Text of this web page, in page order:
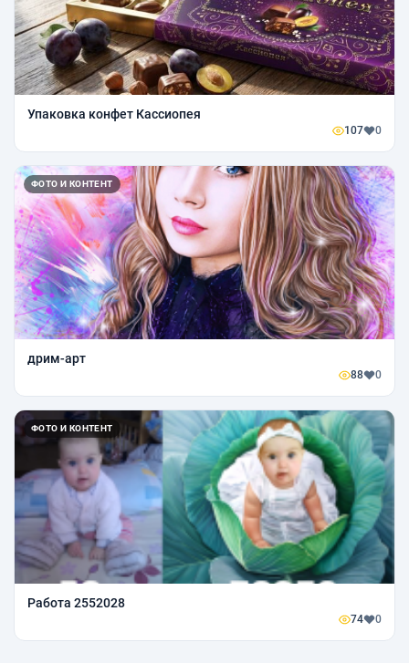
Упаковка конфет Кассиопея
107 0
ФОТО И КОНТЕНТ
дрим-арт
88 0
ФОТО И КОНТЕНТ
Работа 2552028
74 0